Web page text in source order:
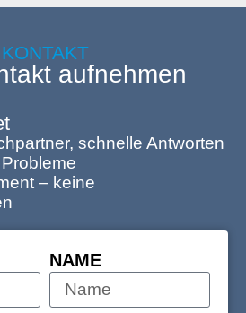
KONTAKT
aufnehmen
schnelle Antworten
– keine
NAME